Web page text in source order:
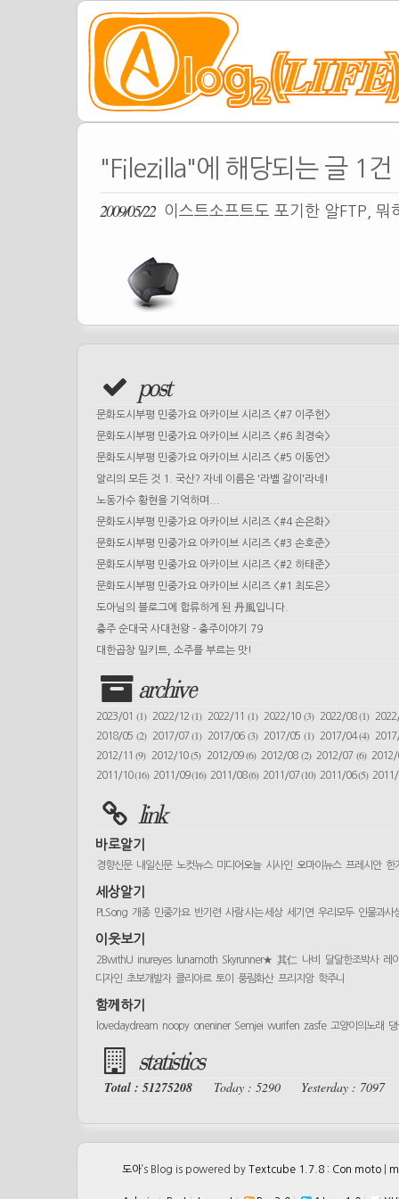
"Filezilla"에 해당되는 글 1건
2009/05/22 이스트소프트도 포기한 알FTP,
post
문화도시부평 민중가요 아카이브 시리즈 <#7 이주헌>
문화도시부평 민중가요 아카이브 시리즈 <#6 최경숙>
문화도시부평 민중가요 아카이브 시리즈 <#5 이동언>
알리의 모든 것 1. 국산? 자네 이름은 '라벨 갈이'라네!
노동가수 황현을 기억하며...
문화도시부평 민중가요 아카이브 시리즈 <#4 손은화>
문화도시부평 민중가요 아카이브 시리즈 <#3 손호준>
문화도시부평 민중가요 아카이브 시리즈 <#2 하태준>
문화도시부평 민중가요 아카이브 시리즈 <#1 최도은>
도아님의 블로그에 합류하게 된 丹風입니다.
충주 순대국 사대천왕 - 충주이야기 79
대한곱창 밀키트, 소주를 부르는 맛!
archive
2023/01 (1) 2022/12(1) 2022/11(1) 2022/10 (3) 2022/08(1)
2018/05 (2) 2017/07(1) 2017/06(3) 2017/05 (1) 2017/04(4)
2012/11(9) 2012/10(5) 2012/09(6) 2012/08 (2) 2012/07 (6)
2011/10(16) 2011/09(16) 2011/08(6) 2011/07(10) 2011/06(5)
link
바로알기
경향신문 내일신문 노컷뉴스 미디어오늘 시사인 오마이뉴스 프레시안 한
세상알기
PLSong 개종 민중가요 반기련 사람 사는 세상 세기연 우리모두 인물과사
이웃보기
2BwithU inureyes lunamoth Skyrunner★ 其仁 나비 달달한조박사 레
디자인 초보개발자 클리아르 토이 풍림화산 프리지앙 학주니
함께하기
lovedaydream noopy oneniner Semjei wurifen zasfe 고양이의노래
statistics
Total : 51275208 Today : 5290 Yesterday : 7097
도아’s Blog is powered by Textcube 1.7.8 : Con moto